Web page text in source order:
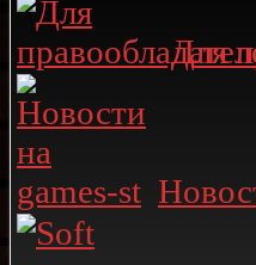
Для